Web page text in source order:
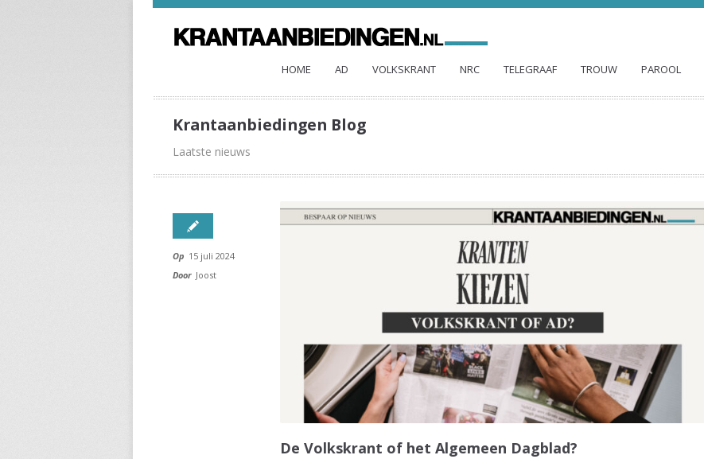
HOME AD VOLKSKRANT NRC TELEGRAAF TROUW PAROOL
Krantaanbiedingen Blog
Laatste nieuws
Op 15 juli 2024
Door Joost
De Volkskrant of het Algemeen Dagblad?